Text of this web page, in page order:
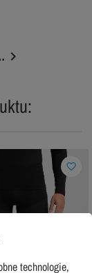

favorite_border
technologie,